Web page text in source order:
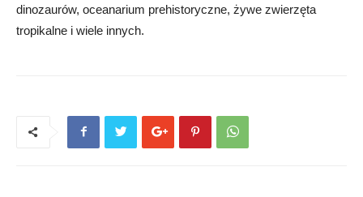
dinozaurów, oceanarium prehistoryczne, żywe zwierzęta
tropikalne i wiele innych.